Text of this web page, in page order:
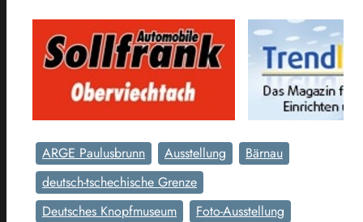
ARGE Paulusbrunn Ausstellung
Bärnau
deutsch-tschechische Grenze
Deutsches Knopfmuseum
Foto-Ausstellung